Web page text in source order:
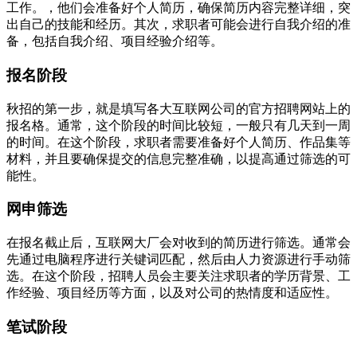
工作。，他们会准备好个人简历，确保简历内容完整详细，突
出自己的技能和经历。其次，求职者可能会进行自我介绍的准
备，包括自我介绍、项目经验介绍等。
报名阶段
秋招的第一步，就是填写各大互联网公司的官方招聘网站上的
报名格。通常，这个阶段的时间比较短，一般只有几天到一周
的时间。在这个阶段，求职者需要准备好个人简历、作品集等
材料，并且要确保提交的信息完整准确，以提高通过筛选的可
能性。
网申筛选
在报名截止后，互联网大厂会对收到的简历进行筛选。通常会
先通过电脑程序进行关键词匹配，然后由人力资源进行手动筛
选。在这个阶段，招聘人员会主要关注求职者的学历背景、工
作经验、项目经历等方面，以及对公司的热情度和适应性。
笔试阶段